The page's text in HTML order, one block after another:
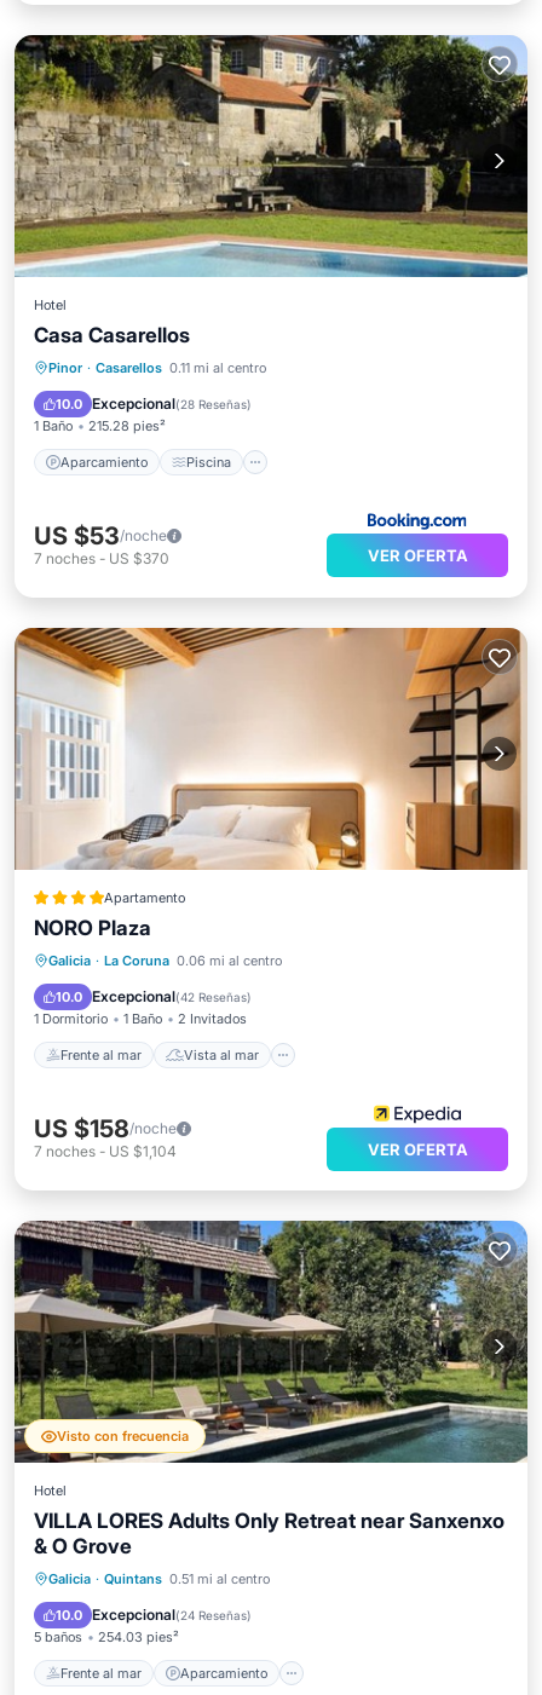
Hotel
Casa Casarellos
Pinor · Casarellos 0.11 mi al centro
10.0 Excepcional(28 Reseñas)
1 Baño 215.28 pies²
Aparcamiento Piscina
Aparcamiento
Piscina
Balcón/Terraza
US $53/noche
7 noches - US $370 VER OFERTA
Apartamento
NORO Plaza
Galicia · La Coruna 0.06 mi al centro
10.0 Excepcional(42 Reseñas)
1 Dormitorio 1 Baño 2 Invitados
Frente al mar Vista al mar
Frente al mar Vista al mar
Cocina
US $158/noche
7 noches - US $1,104 VER OFERTA
Visto con frecuencia
Hotel
VILLA LORES Adults Only Retreat near Sanxenxo
& O Grove
Galicia · Quintans 0.51 mi al centro
10.0 Excepcional(24 Reseñas)
5 baños 254.03 pies²
Frente al mar Aparcamiento
Frente al mar Aparcamiento
Vista al mar